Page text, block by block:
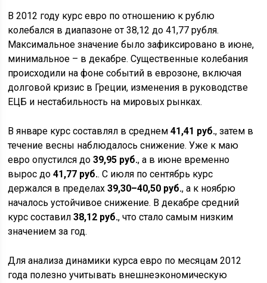
В 2012 году курс евро по отношению к рублю
колебался в диапазоне от 38,12 до 41,77 рубля.
Максимальное значение было зафиксировано в июне,
минимальное – в декабре. Существенные колебания
происходили на фоне событий в еврозоне, включая
долговой кризис в Греции, изменения в руководстве
ЕЦБ и нестабильность на мировых рынках.
В январе курс составлял в среднем41,41 руб., затем в
течение весны наблюдалось снижение. Уже к маю
евро опустился до39,95 руб., а в июне временно
вырос до41,77 руб.. С июля по сентябрь курс
держался в пределах39,30–40,50 руб., а к ноябрю
началось устойчивое снижение. В декабре средний
курс составил38,12 руб., что стало самым низким
значением за год.
Для анализа динамики курса евро по месяцам 2012
года полезно учитывать внешнеэкономическую